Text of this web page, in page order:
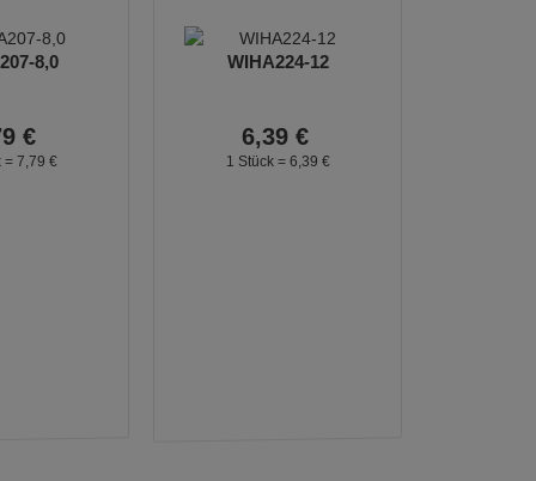
8,0
€
= 7, 79 €
WIHA224-12
6,39 €
1 Stück = 6, 39 €